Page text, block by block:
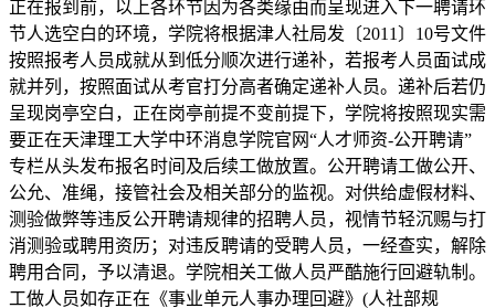
正在报到前，以上各环节因为各类缘由而呈现进入下一聘请环
节人选空白的环境，学院将根据津人社局发〔2011〕10号文件
按照报考人员成就从到低分顺次进行递补，若报考人员面试成
就并列，按照面试从考官打分高者确定递补人员。递补后若仍
呈现岗亭空白，正在岗亭前提不变前提下，学院将按照现实需
要正在天津理工大学中环消息学院官网“人才师资-公开聘请”
专栏从头发布报名时间及后续工做放置。公开聘请工做公开、
公允、准绳，接管社会及相关部分的监视。对供给虚假材料、
测验做弊等违反公开聘请规律的招聘人员，视情节轻沉赐与打
消测验或聘用资历；对违反聘请的受聘人员，一经查实，解除
聘用合同，予以清退。学院相关工做人员严酷施行回避轨制。
工做人员如存正在《事业单元人事办理回避》(人社部规